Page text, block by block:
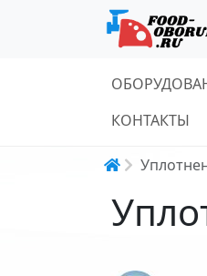
Основная
КОНТАКТЫ